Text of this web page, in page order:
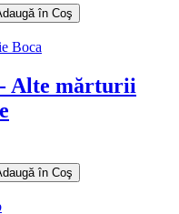
Alte mărturii